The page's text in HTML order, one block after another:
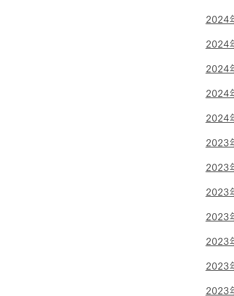
2024
2024
2024
2024
2024
2023
2023
2023
2023
2023
2023
2023